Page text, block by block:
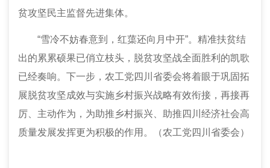
贫攻坚民主监督先进集体。
“雪冷不妨春意到，红蕖还向月中开”。精准扶贫结
出的累累硕果已俏立枝头，脱贫攻坚战全面胜利的凯歌
已经奏响。下一步，农工党四川省委会将着眼于巩固拓
展脱贫攻坚成效与实施乡村振兴战略有效衔接，再接再
厉、主动作为，为助推乡村振兴、助推四川经济社会高
质量发展发挥更为积极的作用。
（农工党四川省委会）